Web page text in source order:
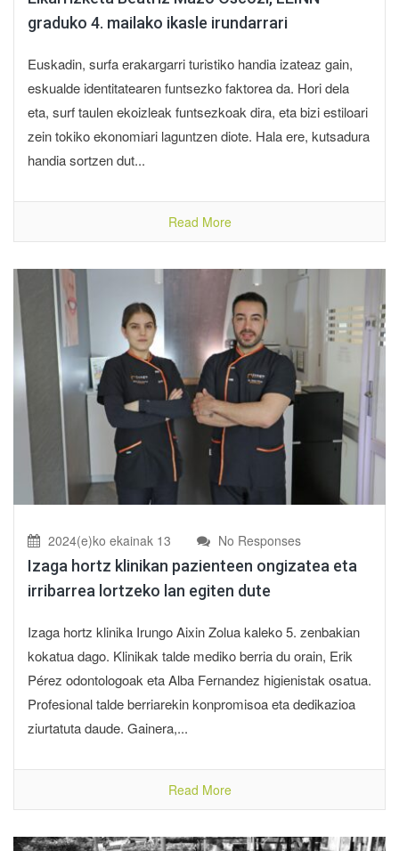
graduko 4. mailako ikasle irundarrari
Euskadin, surfa erakargarri turistiko handia izateaz gain,
eskualde identitatearen funtsezko faktorea da. Hori dela
eta, surf taulen ekoizleak funtsezkoak dira, eta bizi estiloari
zein tokiko ekonomiari laguntzen diote. Hala ere, kutsadura
handia sortzen dut...
Read More
2024(e)ko ekainak 13 No Responses
Izaga hortz klinikan pazienteen ongizatea eta
irribarrea lortzeko lan egiten dute
Izaga hortz klinika Irungo Aixin Zolua kaleko 5. zenbakian
kokatua dago. Klinikak talde mediko berria du orain, Erik
Pérez odontologoak eta Alba Fernandez higienistak osatua.
Profesional talde berriarekin konpromisoa eta dedikazioa
ziurtatuta daude. Gainera,...
Read More